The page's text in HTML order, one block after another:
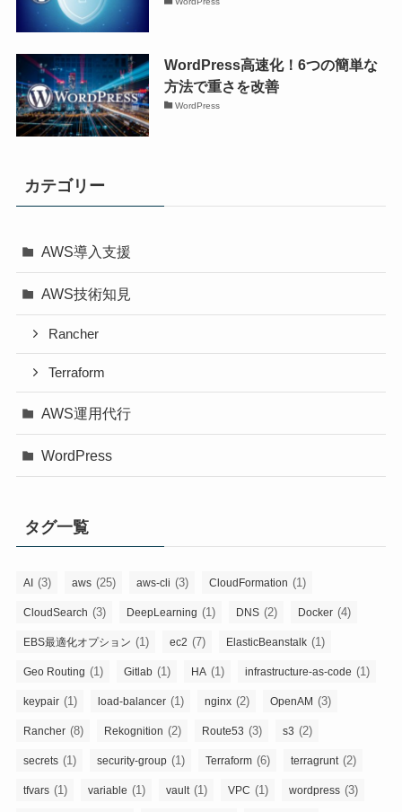
WordPress高速化！6つの簡単な
方法で重さを改善
WordPress
カテゴリー
AWS導入支援
AWS技術知見
Rancher
Terraform
AWS運用代行
WordPress
タグ一覧
AI (3) aws (25) aws-cli (3) CloudFormation (1)
CloudSearch (3) DeepLearning (1) DNS (2) Docker (4)
EBS最適化オプション (1) ec2 (7) ElasticBeanstalk (1)
Geo Routing (1) Gitlab (1) HA (1) infrastructure-as-code (1)
keypair (1) load-balancer (1) nginx (2) OpenAM (3)
Rancher (8) Rekognition (2) Route53 (3) s3 (2)
secrets (1) security-group (1) Terraform (6) terragrunt(2)
tfvars (1) variable (1) vault(1) VPC (1) wordpress (3)